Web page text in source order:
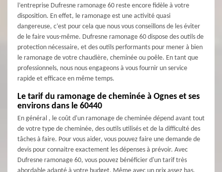
l’entreprise Dufresne ramonage 60 reste encore fidèle à votre
disposition. En effet, le ramonage est une activité quasi
dangereuse, c’est pour cela que nous vous conseillons de les éviter
de le faire vous-même. Dufresne ramonage 60 dispose des outils de
protection nécessaire, et des outils performants pour mener à bien
le ramonage de votre chaudière, cheminée ou poêle. En tant que
professionnels, nous nous engageons à vous fournir un service
rapide et efficace en même temps.
Le tarif du ramonage de cheminée à Ognes et ses
environs dans le 60440
En général , le coût d'un ramonage de cheminée dépend avant tout
de votre type de cheminée, des outils utilisés et de la difficulté des
tâches à faire. Pour vous aider, vous pouvez faire une demande de
devis pour connaitre exactement les dépenses à prévoir. Avec
Dufresne ramonage 60, vous pouvez bénéficier d'un tarif très